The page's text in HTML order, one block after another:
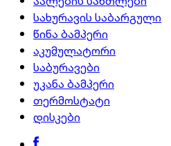
სახურავის საბარგული
წინა ბამპერი
აკუმულატორი
საბურავები
უკანა ბამპერი
თერმოსტატი
დისკები